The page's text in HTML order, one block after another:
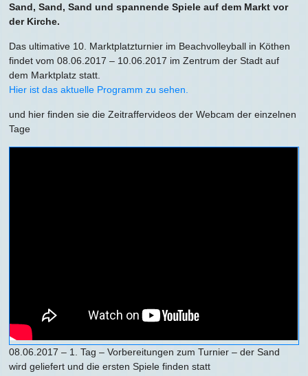
Sand, Sand, Sand und spannende Spiele auf dem Markt vor
der Kirche.
Das ultimative 10. Marktplatzturnier im Beachvolleyball in Köthen
findet vom 08.06.2017 – 10.06.2017 im Zentrum der Stadt auf
dem Marktplatz statt.
Hier ist das aktuelle Programm zu sehen.
und hier finden sie die Zeitraffervideos der Webcam der einzelnen
Tage
08.06.2017 – 1. Tag – Vorbereitungen zum Turnier – der Sand
wird geliefert und die ersten Spiele finden statt